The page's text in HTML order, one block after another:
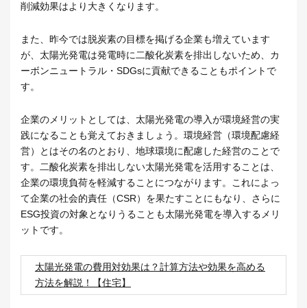
削減効果はより大きくなります。
また、昨今では脱炭素の目標を掲げる企業も増えています
が、太陽光発電は発電時に二酸化炭素を排出しないため、カ
ーボンニュートラル・SDGsに貢献できることもポイントで
す。
企業のメリットとしては、太陽光発電の導入が環境経営の実
践になることも覚えておきましょう。環境経営（環境配慮経
営）とはその名のとおり、地球環境に配慮した経営のことで
す。二酸化炭素を排出しない太陽光発電を活用することは、
企業の環境負荷を軽減することにつながります。これによっ
て企業の社会的責任（CSR）を果たすことにもなり、さらに
ESG投資の対象となりうることも太陽光発電を導入するメリ
ットです。
太陽光発電の費用対効果は？計算方法や効果を高める
方法を解説！【住宅】